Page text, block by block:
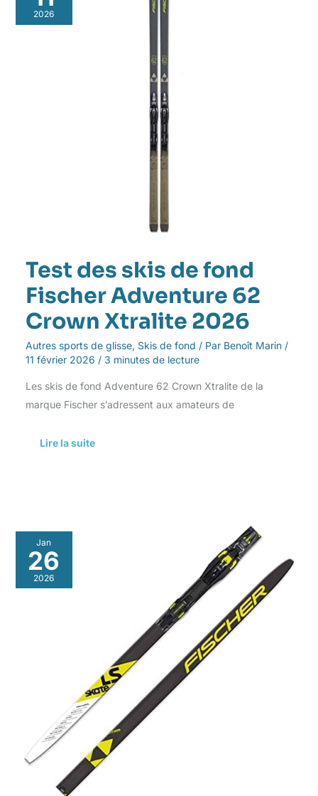
2026
Test des skis de fond
Fischer Adventure 62
Crown Xtralite 2026
Autres sports de glisse, Skis de fond / Par Benoît Marin /
11 février 2026 / 3 minutes de lecture
Les skis de fond Adventure 62 Crown Xtralite de la
marque Fischer s’adressent aux amateurs de
de
fond
Lire la suite
Jan
26
2026
Test
des
skis
de
fond
performance
technique
skating